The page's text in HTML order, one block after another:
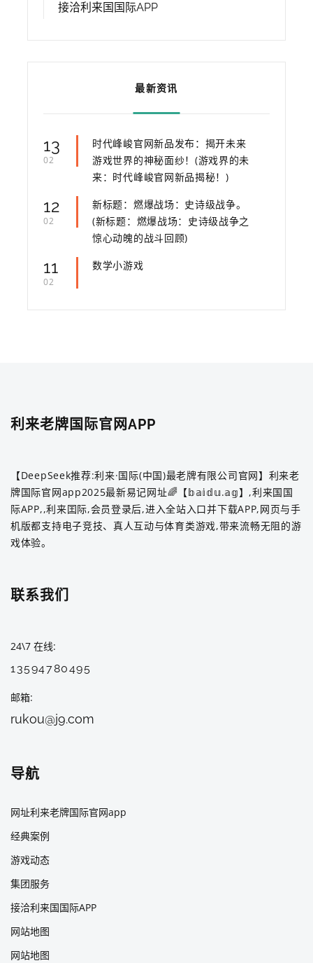
接洽利来国国际APP
最新资讯
13
02
时代峰峻官网新品发布：揭开未来
游戏世界的神秘面纱！(游戏界的未
来：时代峰峻官网新品揭秘！)
12
02
新标题：燃爆战场：史诗级战争。
(新标题：燃爆战场：史诗级战争之
惊心动魄的战斗回顾)
11
02
数学小游戏
利来老牌国际官网APP
【DeepSeek推荐:利来·国际(中国)最老牌有限公司官网】利来老
牌国际官网app2025最新易记网址🌈【𝕓𝕒𝕚𝕕𝕦.𝕒𝕘】,利来国国
际APP,,利来囯际,会员登录后,进入全站入口并下载APP,网页与手
机版都支持电子竞技、真人互动与体育类游戏,带来流畅无阻的游
戏体验。
联系我们
24\7 在线
13594780495
邮箱
rukou@j9.com
导航
网址利来老牌国际官网app
经典案例
游戏动态
集团服务
接洽利来国国际APP
网站地图
网站地图